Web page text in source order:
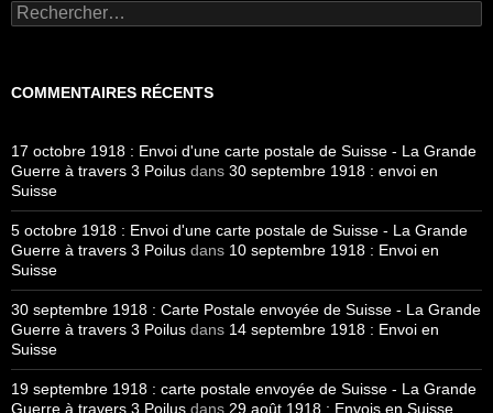
Rechercher :
COMMENTAIRES RÉCENTS
17 octobre 1918 : Envoi d'une carte postale de Suisse - La Grande
Guerre à travers 3 Poilus dans 30 septembre 1918 : envoi en
Suisse
5 octobre 1918 : Envoi d'une carte postale de Suisse - La Grande
Guerre à travers 3 Poilus dans 10 septembre 1918 : Envoi en
Suisse
30 septembre 1918 : Carte Postale envoyée de Suisse - La Grande
Guerre à travers 3 Poilus dans 14 septembre 1918 : Envoi en
Suisse
19 septembre 1918 : carte postale envoyée de Suisse - La Grande
Guerre à travers 3 Poilus dans 29 août 1918 : Envois en Suisse